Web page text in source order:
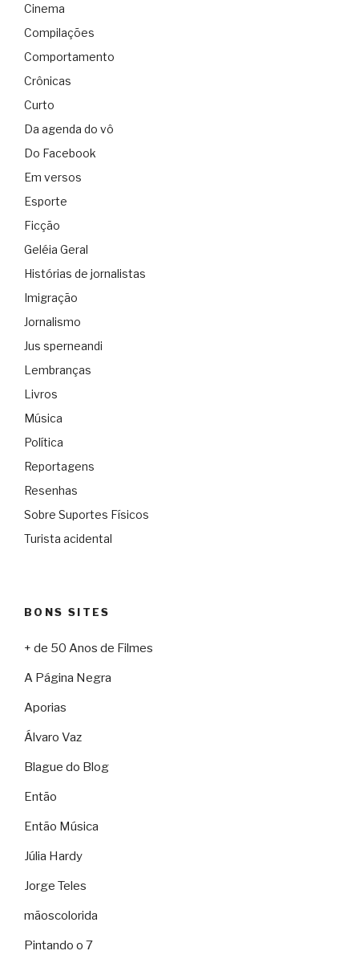
Cinema
Compilações
Comportamento
Crônicas
Curto
Da agenda do vô
Do Facebook
Em versos
Esporte
Ficção
Geléia Geral
Histórias de jornalistas
Imigração
Jornalismo
Jus sperneandi
Lembranças
Livros
Música
Política
Reportagens
Resenhas
Sobre Suportes Físicos
Turista acidental
BONS SITES
+ de 50 Anos de Filmes
A Página Negra
Aporias
Álvaro Vaz
Blague do Blog
Então
Então Música
Júlia Hardy
Jorge Teles
mãoscolorida
Pintando o 7